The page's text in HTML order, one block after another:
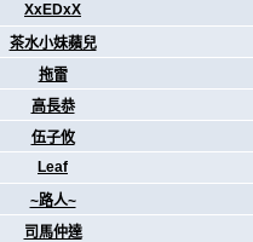
XxEDxX
茶水小妹蘋兒
拖雷
高長恭
伍子攸
Leaf
~路人~
司馬仲達